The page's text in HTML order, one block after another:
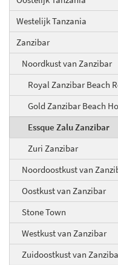
Westelijk Tanzania
Zanzibar
Noordkust van Zanzibar
Royal Zanzibar Beach
Gold Zanzibar Beach
Essque Zalu Zanzibar
Zuri Zanzibar
Noordoostkust van
Oostkust van Zanzibar
Stone Town
Westkust van Zanzibar
Zuidoostkust van